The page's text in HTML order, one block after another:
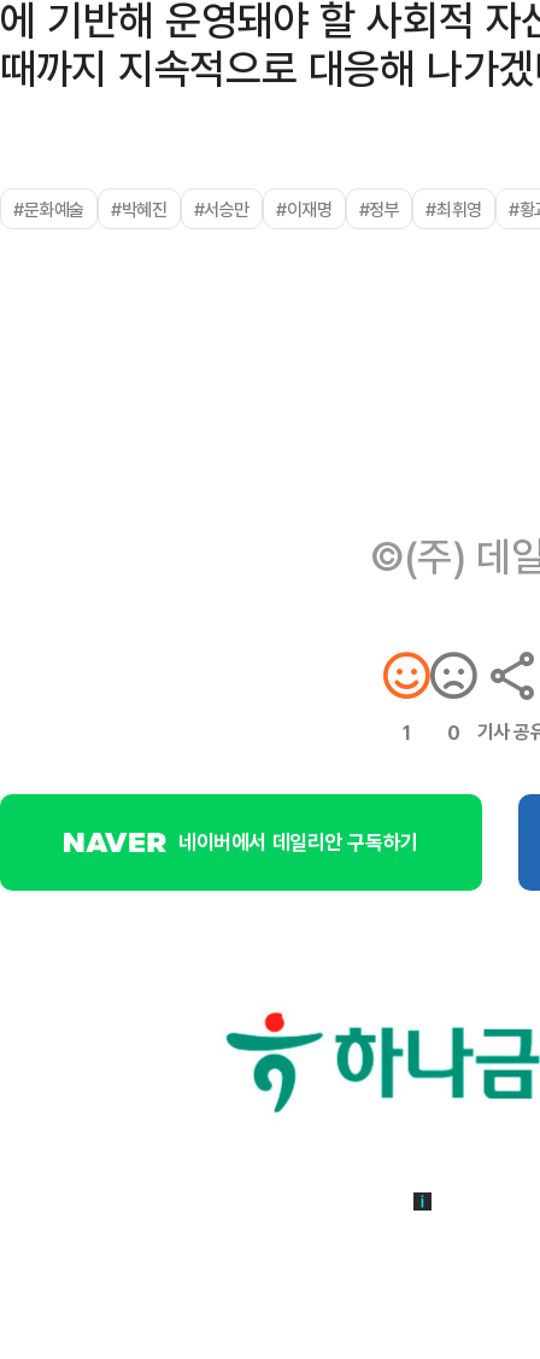
에 기반해 운영돼야 할 사회적 자
때까지 지속적으로 대응해 나가
#문화예술 #박혜진 #서승만 #이재명 #정부 #최휘영 #황
©(주) 데
1 0 기사 공
네이버에서 데일리안 구독하기